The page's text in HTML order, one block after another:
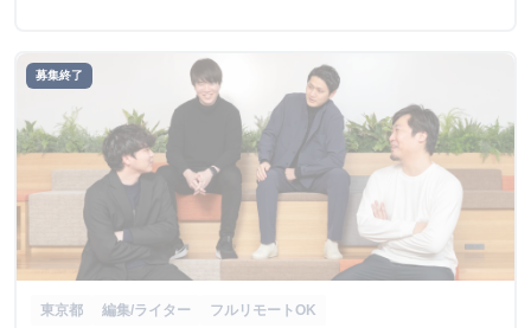
募集終了
東京都 編集/ライター フルリモートOK